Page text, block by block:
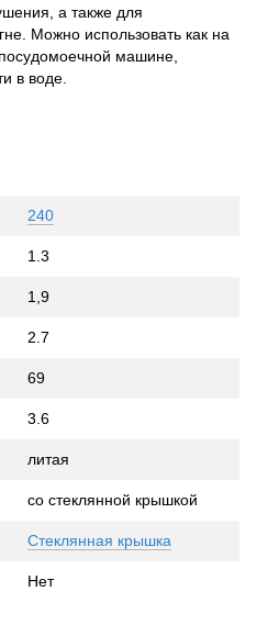
а также для
Можно использовать как на
машине,
в воде.
240
1.3
1,9
2.7
69
3.6
литая
со стеклянной крышкой
Стеклянная крышка
Нет